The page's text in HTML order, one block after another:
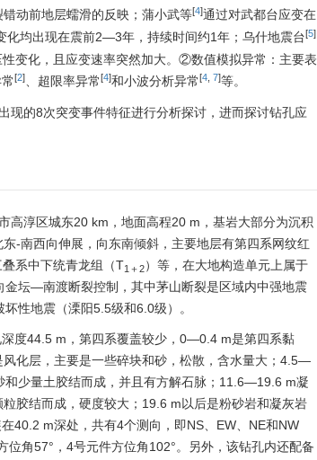
动前地层蠕滑的反映；蒲小武等[4]通过对武都台应变在
化均出现在震前2—3年，持续时间约1年；乌什地震台[5]
变化，且应变速率突然加大。②数值模拟异常：主要表
[2] 、超限率异常[4]和小波分析异常[4 7]等。
的8次突变事件特征进行分析探讨，进而探讨钻孔应
高淳区城东20 km，地面高程20 m，基岩大部分为沉积
-南西向伸展，向东南倾斜，主要地层有第四系网纹红
系中下统青龙组（T1＋2）等，在大地构造单元上属于
坛—南渡断裂控制，其中茅山断裂是区域内中强地震
性地震（溧阳5.5级和6.0级）。
度44.5 m，第四系覆盖较少，0—0.4 m是第四系黏
化层，主要是一些碎块和砂，松散，含水量大；4.5—
少量土胶结而成，并且有方解石脉；11.6—19.6 m凝
胶结而成，硬度较大；19.6 m以后是粉砂岩和凝灰岩
40.2 m深处，共有4个测向，即NS、EW、NE和NW
角57°，4号元件方位角102°。另外，该钻孔内还配备